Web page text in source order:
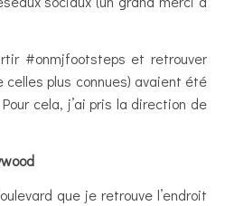
#onmjfootsteps et retrouver
celles plus connues) avaient été
cela, j’ai pris la direction de
que je retrouve l’endroit